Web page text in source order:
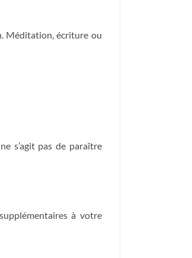
Méditation, écriture ou
s’agit pas de paraître
à votre